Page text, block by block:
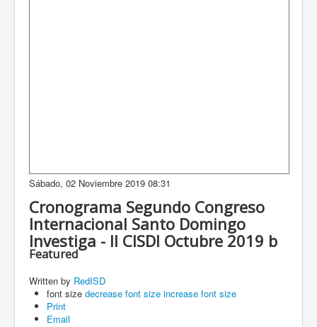
Sábado, 02 Noviembre 2019 08:31
Cronograma Segundo Congreso
Internacional Santo Domingo
Investiga - II CISDI Octubre 2019 b
Featured
Written by RedISD
font size decrease font size increase font size
Print
Email